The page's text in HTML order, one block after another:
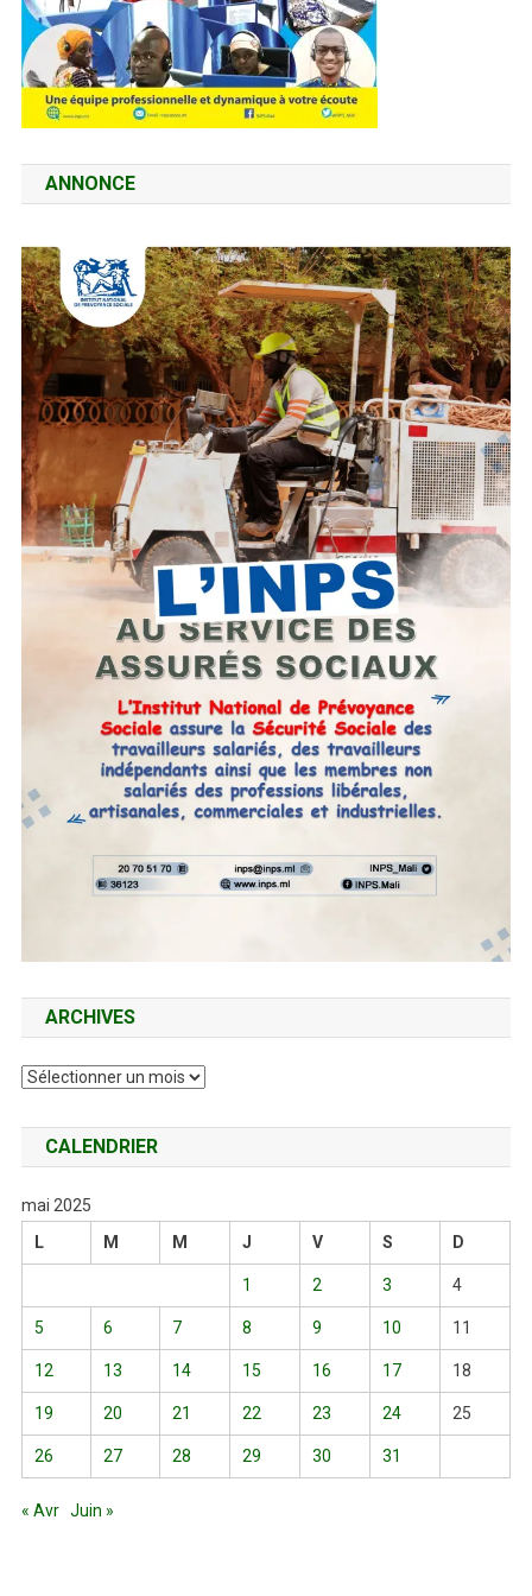
ANNONCE
ARCHIVES
Archives
CALENDRIER
mai 2025
L
M M J V S D
1 2 3 4
5 6 7 8 9 10 11
12 13 14 15 16 17 18
19 20 21 22 23 24 25
26 27 28 29 30 31
« Avr Juin »